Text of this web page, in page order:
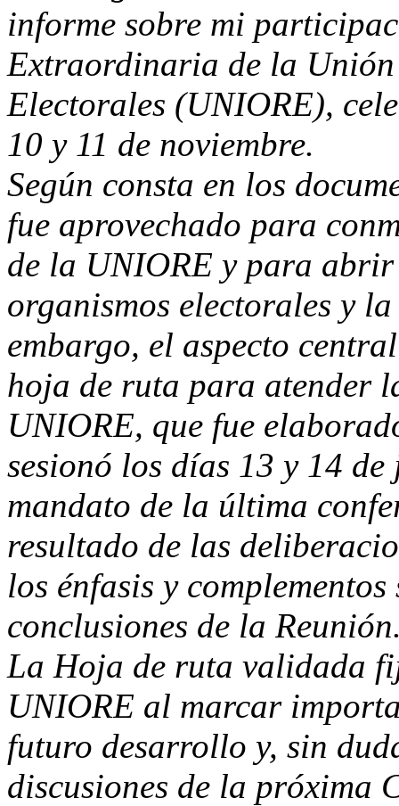
informe sobre mi
Extraordinaria de la
Electorales (UNIORE),
10 y 11 de noviembre.
Según consta en los
fue aprovechado para
de la UNIORE y para
organismos electorales y
embargo, el aspecto
hoja de ruta para atender
UNIORE, que fue
sesionó los días 13 y 14
mandato de la última
resultado de las
los énfasis y
conclusiones de la
La Hoja de ruta validada
UNIORE al marcar
futuro desarrollo y, sin
discusiones de la próxima